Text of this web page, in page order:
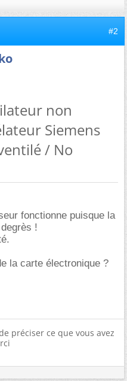
#2
non
Siemens
/ No
fonctionne puisque la
!
la carte électronique ?
préciser ce que vous avez